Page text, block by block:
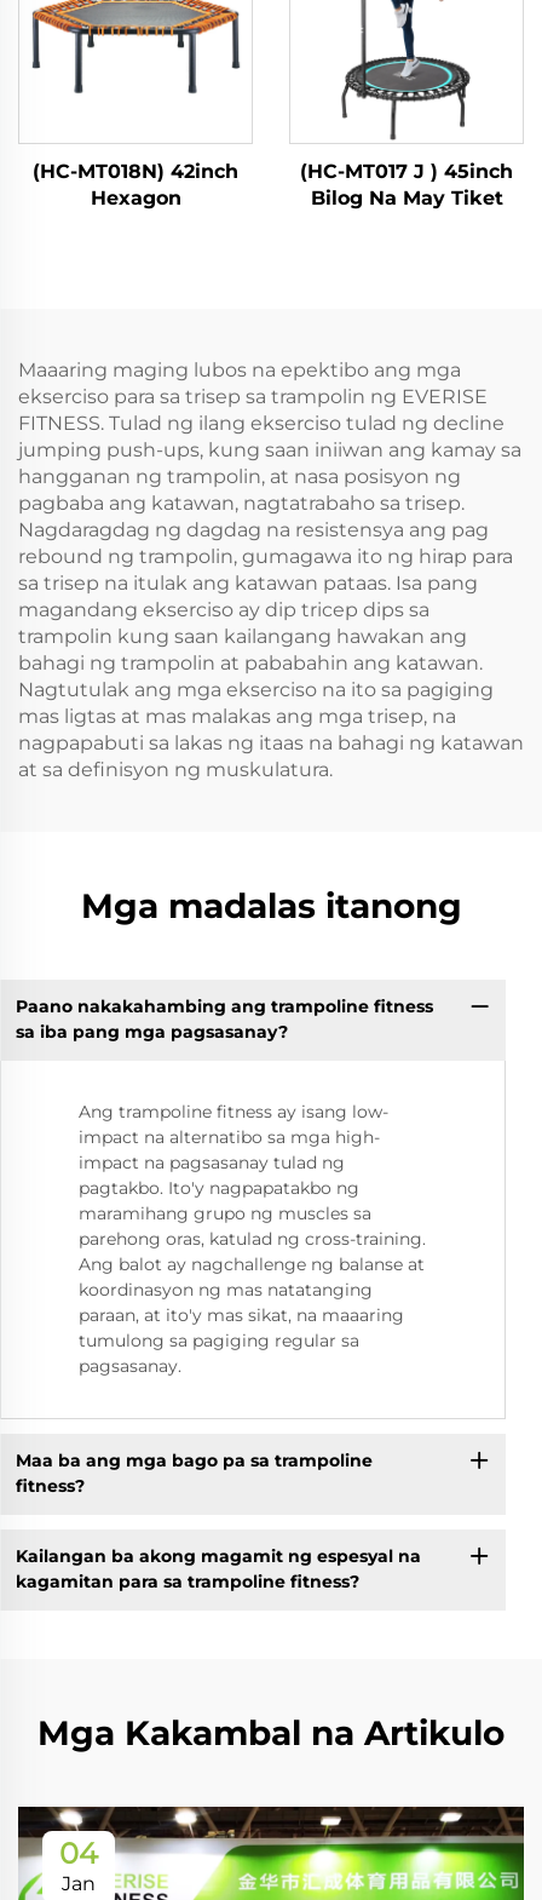
(HC-MT018N) 42inch
Hexagon
(HC-MT017 J ) 45inch
Bilog Na May Tiket
Maaaring maging lubos na epektibo ang mga
ekserciso para sa trisep sa trampolin ng EVERISE
FITNESS. Tulad ng ilang ekserciso tulad ng decline
jumping push-ups, kung saan iniiwan ang kamay sa
hangganan ng trampolin, at nasa posisyon ng
pagbaba ang katawan, nagtatrabaho sa trisep.
Nagdaragdag ng dagdag na resistensya ang pag
rebound ng trampolin, gumagawa ito ng hirap para
sa trisep na itulak ang katawan pataas. Isa pang
magandang ekserciso ay dip tricep dips sa
trampolin kung saan kailangang hawakan ang
bahagi ng trampolin at pababahin ang katawan.
Nagtutulak ang mga ekserciso na ito sa pagiging
mas ligtas at mas malakas ang mga trisep, na
nagpapabuti sa lakas ng itaas na bahagi ng katawan
at sa definisyon ng muskulatura.
Mga madalas itanong
Paano nakakahambing ang trampoline fitness
sa iba pang mga pagsasanay?
Ang trampoline fitness ay isang low-
impact na alternatibo sa mga high-
impact na pagsasanay tulad ng
pagtakbo. Ito'y nagpapatakbo ng
maramihang grupo ng muscles sa
parehong oras, katulad ng cross-training.
Ang balot ay nagchallenge ng balanse at
koordinasyon ng mas natatanging
paraan, at ito'y mas sikat, na maaaring
tumulong sa pagiging regular sa
pagsasanay.
Maa ba ang mga bago pa sa trampoline
fitness?
Kailangan ba akong magamit ng espesyal na
kagamitan para sa trampoline fitness?
Mga Kakambal na Artikulo
04
Jan